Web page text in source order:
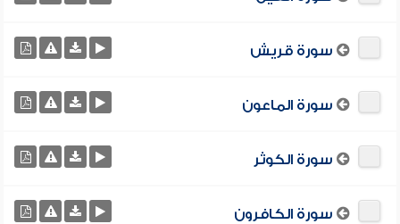
سورة قريش
سورة الماعون
سورة الكوثر
سورة الكافرون